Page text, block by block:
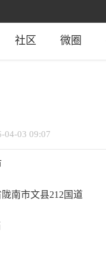
社区 微圈
04-03 09:07
南市文县212国道